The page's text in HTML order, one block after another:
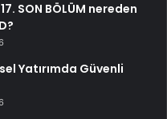
SON BÖLÜM nereden
Yatırımda Güvenli